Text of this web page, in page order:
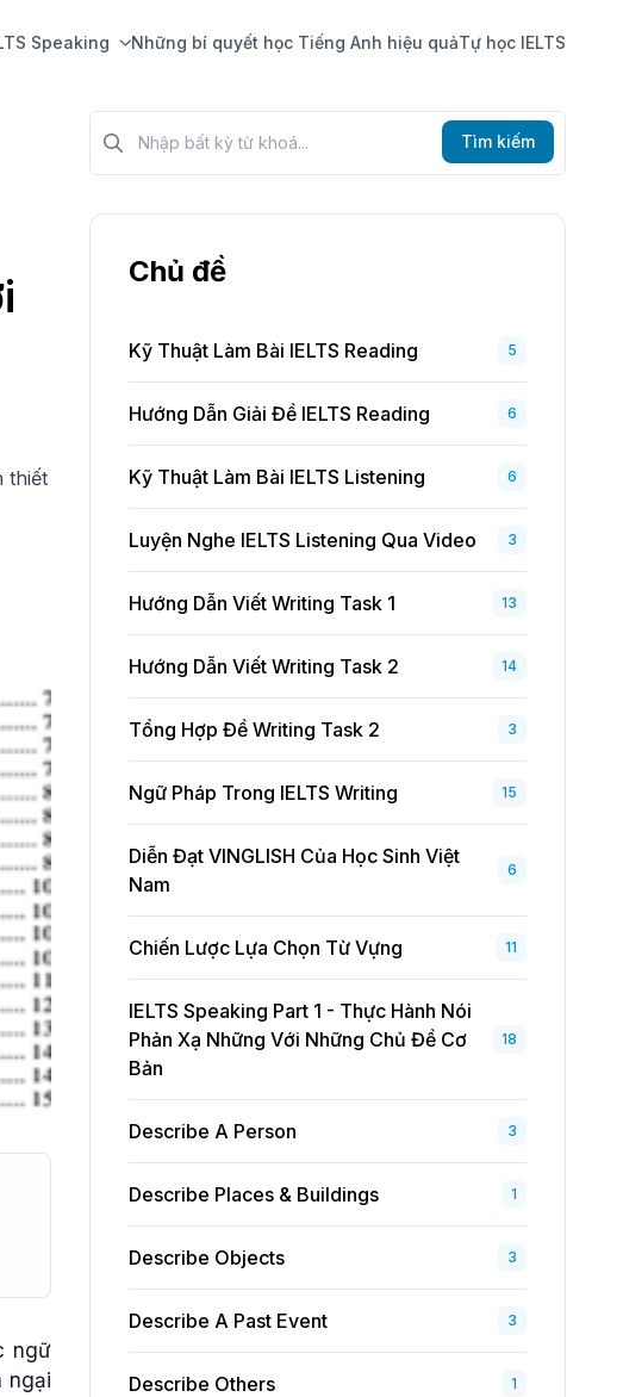
Speaking Những bí quyết học Tiếng Anh hiệu quảTự học IELTS
thiết
ngữ
ngại
Tìm kiếm?>
Tìm kiếm
Chủ đề
Kỹ Thuật Làm Bài IELTS Reading 5
Hướng Dẫn Giải Đề IELTS Reading 6
Kỹ Thuật Làm Bài IELTS Listening 6
Luyện Nghe IELTS Listening Qua Video 3
Hướng Dẫn Viết Writing Task 1 13
Hướng Dẫn Viết Writing Task 2 14
Tổng Hợp Đề Writing Task 2 3
Ngữ Pháp Trong IELTS Writing 15
Diễn Đạt VINGLISH Của Học Sinh Việt
Nam
6
Chiến Lược Lựa Chọn Từ Vựng 11
IELTS Speaking Part 1 - Thực Hành Nói
Phản Xạ Những Với Những Chủ Đề Cơ
Bản
18
Describe A Person 3
Describe Places & Buildings 1
Describe Objects 3
Describe A Past Event 3
Describe Others 1